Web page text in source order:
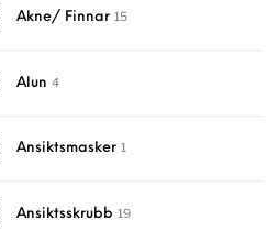
Akne/ Finnar 15
Alun 4
Ansiktsmasker 1
Ansiktsskrubb 19